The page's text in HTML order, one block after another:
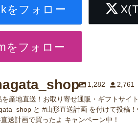
をフォロー
をフォロー
1,282
2,761
を産地直送！お取り寄せ通販・ギフトサイ
と #山形直送計画 を付けて投稿
送計画で買ったよ キャンペーン中！